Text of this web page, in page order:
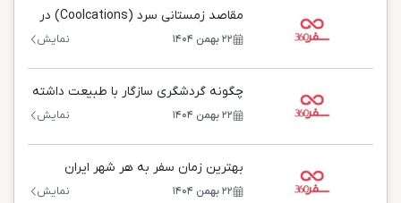
مقاصد زمستانی سرد (Coolcations) در
جهان
۲۲ بهمن ۱۴۰۴ نمایش
چگونه گردشگری سازگار با طبیعت داشته
باشیم؟
۲۲ بهمن ۱۴۰۴ نمایش
بهترین زمان سفر به هر شهر ایران
۲۲ بهمن ۱۴۰۴ نمایش